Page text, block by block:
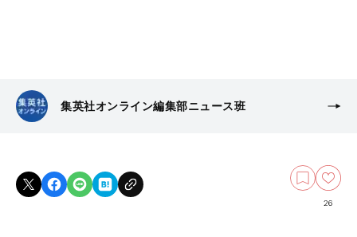
集英社オンライン編集部ニュース班
26